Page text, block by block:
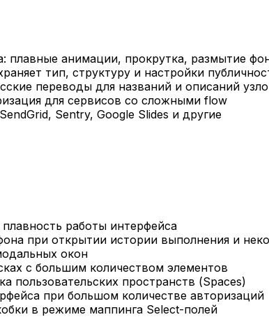
плавные анимации, прокрутка, размытие
тип, структуру и настройки
переводы для названий и описаний
для сервисов со сложными flow
Sentry, Google Slides и другие
работы интерфейса
при открытии истории выполнения и
окон
с большим количеством элементов
пользовательских пространств (Spaces)
при большом количестве авторизаций
в режиме маппинга Select-полей